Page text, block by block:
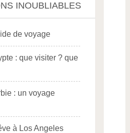
INOUBLIABLES
de voyage
: que visiter ? que
: un voyage
à Los Angeles